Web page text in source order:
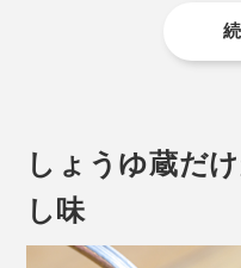
サクサクした食感と香
おいしさの秘訣 2.
しょうゆを、凍らせて
リーズドライしょうゆ」
ッコリー」に。
しょうゆ蔵だ
し味